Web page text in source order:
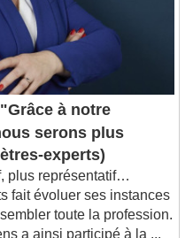
"Grâce à notre
serons plus
experts)
plus représentatif…
fait évoluer ses instances
toute la profession.